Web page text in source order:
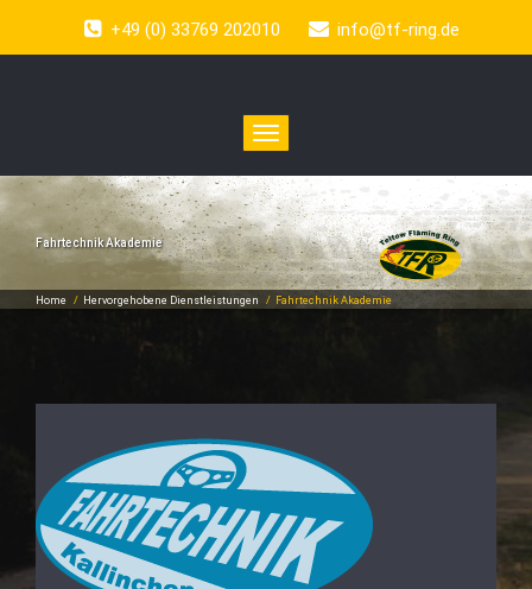
+49 (0) 33769 202010 info@tf-ring.de
Toggle
navigation
Fahrtechnik Akademie
Home / Hervorgehobene Dienstleistungen / Fahrtechnik Akademie